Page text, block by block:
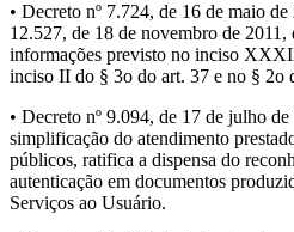
• Decreto nº 7.724, de 16 de maio
12.527, de 18 de novembro de 2011,
informações previsto no inciso
inciso II do § 3o do art. 37 e no § 2o
• Decreto nº 9.094, de 17 de julho
simplificação do atendimento
públicos, ratifica a dispensa do
autenticação em documentos
Serviços ao Usuário.